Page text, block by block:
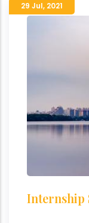
29 Jul, 2021
Internship